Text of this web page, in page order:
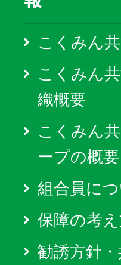
こくみん
こくみん
織概要
こくみん
ープの概要
組合員に
保障の考
勧誘方針・